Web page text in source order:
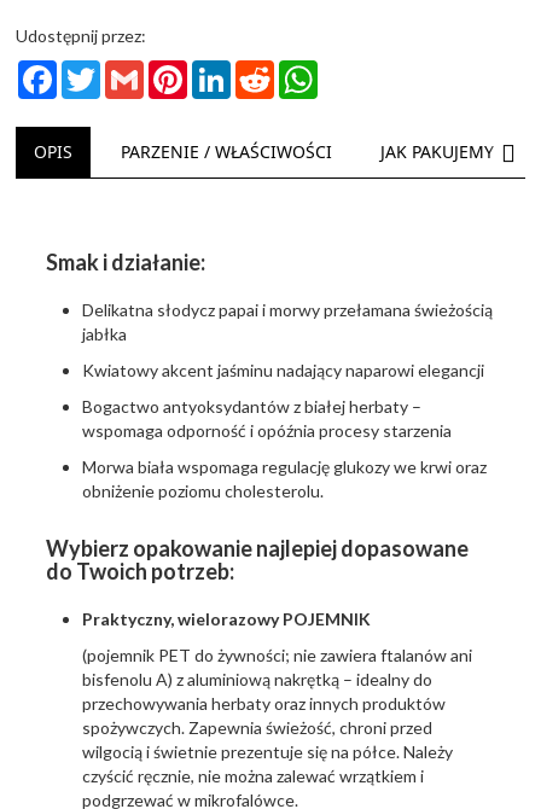
Udostępnij przez:
FacebookTwitterGmail PinterestLinkedInReddit
OPIS PARZENIE / WŁAŚCIWOŚCI JAK PAKUJEMY
Smak i działanie:
Delikatna słodycz papai i morwy przełamana świeżością
jabłka
Kwiatowy akcent jaśminu nadający naparowi elegancji
Bogactwo antyoksydantów z białej herbaty –
wspomaga odporność i opóźnia procesy starzenia
Morwa biała wspomaga regulację glukozy we krwi oraz
obniżenie poziomu cholesterolu.
Wybierz opakowanie najlepiej dopasowane
do Twoich potrzeb:
Praktyczny, wielorazowy POJEMNIK
(pojemnik PET do żywności; nie zawiera ftalanów ani
bisfenolu A) z aluminiową nakrętką – idealny do
przechowywania herbaty oraz innych produktów
spożywczych. Zapewnia świeżość, chroni przed
wilgocią i świetnie prezentuje się na półce. Należy
czyścić ręcznie, nie można zalewać wrzątkiem i
podgrzewać w mikrofalówce.